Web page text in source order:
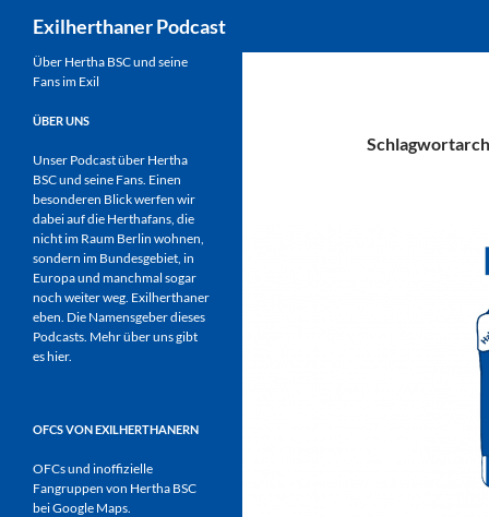
Inhalt
springen
Exilherthaner Podcast
Über Hertha BSC und seine
Fans im Exil
ÜBER UNS
Unser Podcast über Hertha
BSC und seine Fans. Einen
besonderen Blick werfen wir
dabei auf die Herthafans, die
nicht im Raum Berlin wohnen,
sondern im Bundesgebiet, in
Europa und manchmal sogar
noch weiter weg. Exilherthaner
eben. Die Namensgeber dieses
Podcasts. Mehr über uns gibt
eshier.
OFCS VON EXILHERTHANERN
OFCs und inoffizielle
Fangruppen von Hertha BSC
bei Google Maps.